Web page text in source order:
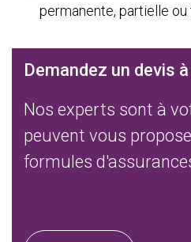
permanente, partielle ou
Demandez un devis
Nos experts sont à
peuvent vous
formules